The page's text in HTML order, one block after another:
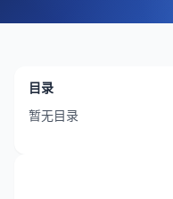
目录
暂无目录